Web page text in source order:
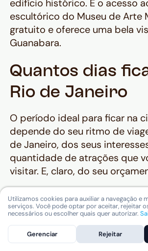
edifício histórico. E o acesso
escultórico do Museu de Arte
gratuito e oferece uma bela
Guanabara.
Quantos dias
Rio de Janeiro
O período ideal para ficar na
depende do seu ritmo de
de Janeiro, dos seus
quantidade de atrações que
visitar. E, claro, do seu
equilibrada, o ideal é ficar por
de 5 a 7 dias no Rio. Por isso,
pequeno roteiro para te ajudar
atividades.
Utilizamos cookies para auxiliar a navegação e
serviços. Você pode optar por aceitar, rejeitar
necessários ou escolher quais quer autorizar.
Gerenciar Rejeitar